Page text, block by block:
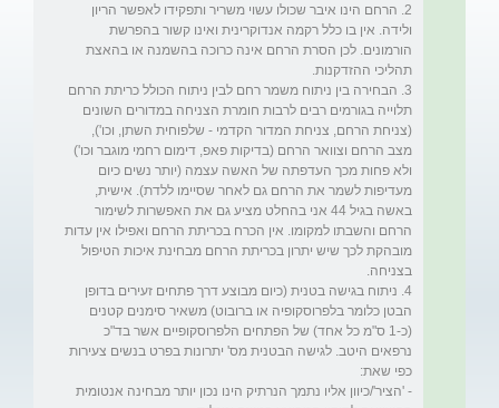
2. הרחם הינו איבר שכולו עשוי משריר ותפקידו לאפשר הריון
ולידה. אין בו כלל רקמה אנדוקרינית ואינו קשור בהפרשת
הורמונים. לכן הסרת הרחם אינה כרוכה בהשמנה או בהאצת
3. הבחירה בין ניתוח משמר רחם לבין ניתוח הכולל כריתת הרחם
תלוייה בגורמים רבים לרבות חומרת הצניחה במדורים השונים
(צניחת הרחם, צניחת המדור הקדמי - שלפוחית השתן, וכו'),
מצב הרחם וצוואר הרחם (בדיקות פאפ, דימום רחמי מוגבר וכו')
ולא פחות מכך העדפתה של האשה עצמה (יותר נשים כיום
מעדיפות לשמר את הרחם גם לאחר שסיימו ללדת). אישית,
באשה בגיל 44 אני בהחלט מציע גם את האפשרות לשימור
הרחם והשבתו למקומו. אין הכרח בכריתת הרחם ואפילו אין עדות
מובהקת לכך שיש יתרון בכריתת הרחם מבחינת איכות הטיפול
4. ניתוח בגישה בטנית (כיום מבוצע דרך פתחים זעירים בדופן
הבטן כלומר בלפרוסקופיה או ברובוט) משאיר סימנים קטנים
(כ-1 ס"מ כל אחד) של הפתחים הלפרוסקופיים אשר בד"כ
נרפאים היטב. לגישה הבטנית מס' יתרונות בפרט בנשים צעירות
- 'הציר'/כיוון אליו נתמך הנרתיק הינו נכון יותר מבחינה אנטומית